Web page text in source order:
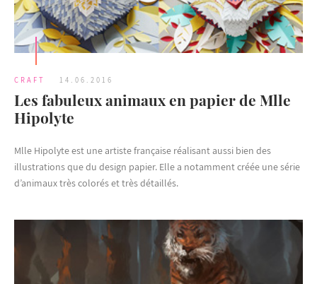
CRAFT 14.06.2016
Les fabuleux animaux en papier de Mlle
Hipolyte
Mlle Hipolyte est une artiste française réalisant aussi bien des
illustrations que du design papier. Elle a notamment créée une série
d’animaux très colorés et très détaillés.